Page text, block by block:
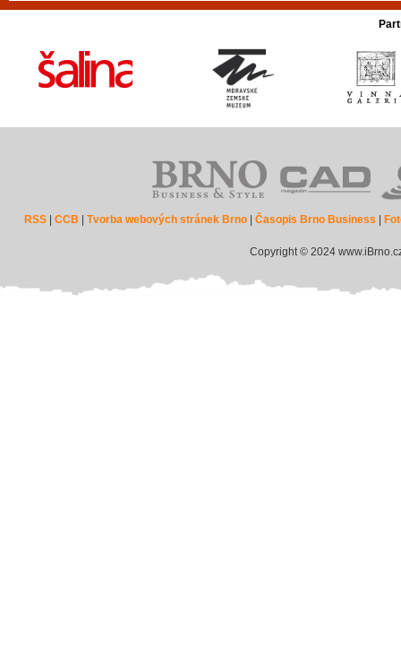
RSS |CCB |Tvorba webových stránek Brno |Časopis Brno Business
Copyright © 2024